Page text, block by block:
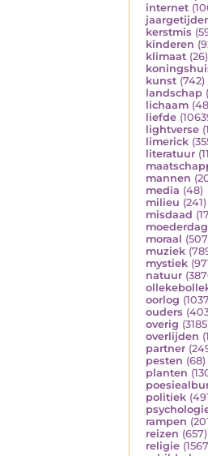
internet
kerstmis
kinderen
klimaat (26)
kunst (742)
landschap
lichaam
liefde
lightverse
limerick
literatuur
mannen
media (48)
milieu (241)
misdaad
moederdag
moraal
muziek
mystiek
natuur
oorlog
ouders
overig
overlijden
partner
pesten (68)
planten
politiek
rampen
reizen (657)
religie